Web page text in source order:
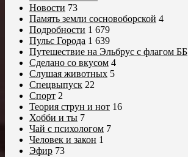
Новости 73
Память земли сосновоборской 4
Подробности 1 679
Пульс Города 1 639
Путешествие на Эльбрус с флагом ББ
Сделано со вкусом 4
Слушая животных 5
Спецвыпуск 22
Спорт 2
Теория струн и нот 16
Хобби и ты 7
Чай с психологом 7
Человек и закон 1
Эфир 73